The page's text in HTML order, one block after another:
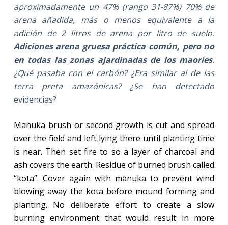
aproximadamente un 47% (rango 31-87%) 70% de
arena añadida, más o menos equivalente a la
adición de 2 litros de arena por litro de suelo.
Adiciones arena gruesa práctica común, pero no
en todas las zonas ajardinadas de los maoríes.
¿Qué pasaba con el carbón? ¿Era similar al de las
terra preta amazónicas?¿Se han detectado
evidencias?
Manuka brush or second growth is cut and spread
over the field and left lying there until planting time
is near. Then set fire to so a layer of charcoal and
ash covers the earth. Residue of burned brush called
“kota”. Cover again with mānuka to prevent wind
blowing away the kota before mound forming and
planting. No deliberate effort to create a slow
burning environment that would result in more